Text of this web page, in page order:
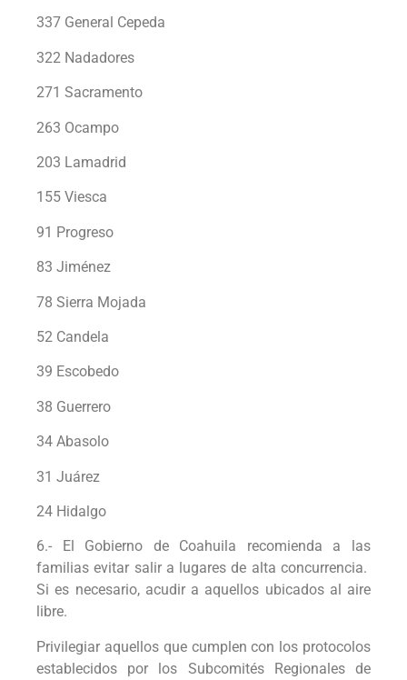
337 General Cepeda
322 Nadadores
271 Sacramento
263 Ocampo
203 Lamadrid
155 Viesca
91 Progreso
83 Jiménez
78 Sierra Mojada
52 Candela
39 Escobedo
38 Guerrero
34 Abasolo
31 Juárez
24 Hidalgo
6.- El Gobierno de Coahuila recomienda a las
familias evitar salir a lugares de alta concurrencia.
Si es necesario, acudir a aquellos ubicados al aire
libre.
Privilegiar aquellos que cumplen con los protocolos
establecidos por los Subcomités Regionales de